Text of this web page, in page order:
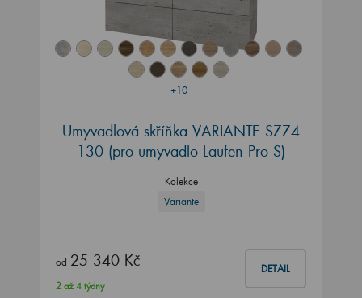
+10
Umyvadlová skříňka VARIANTE SZZ4
130 (pro umyvadlo Laufen Pro S)
Kolekce
Variante
od 25 340 Kč DETAIL
2 až 4 týdny